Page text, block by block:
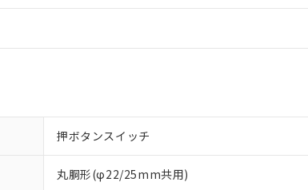
押ボタンスイッチ
丸胴形(φ22/25mm共用)